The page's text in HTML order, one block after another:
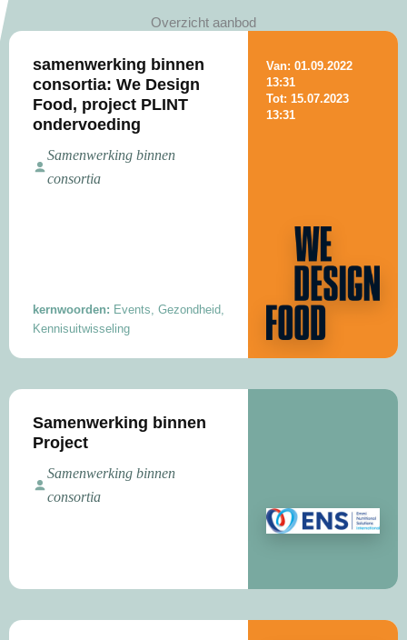
Overzicht aanbod
samenwerking binnen
consortia: We Design
Food, project PLINT
ondervoeding
Samenwerking binnen
consortia
kernwoorden: Events, Gezondheid,
Kennisuitwisseling
Van: 01.09.2022
13:31
Tot: 15.07.2023
13:31
Samenwerking binnen
Project
Samenwerking binnen
consortia